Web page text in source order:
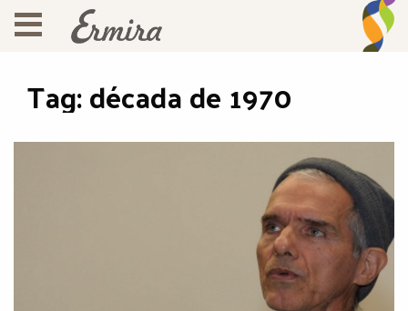
Tag:década de 1970